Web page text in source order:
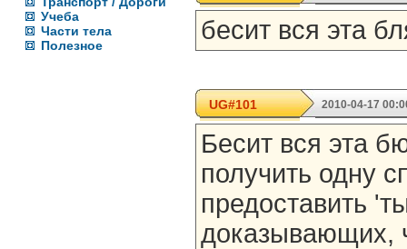
Учеба
Части тела
Полезное
бесит вся эта
UG#101 2010-04-17
Бесит вся эта
получить одну
предоставить
доказывающих,